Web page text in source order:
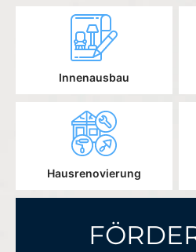
Innenausbau
Hausrenovierung